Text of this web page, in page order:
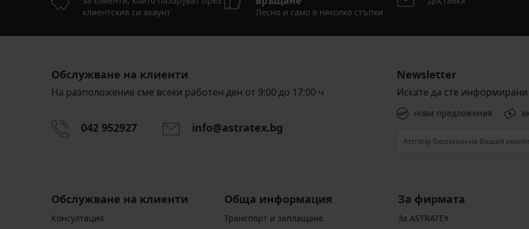
клиентския си акаунт
Лесно и само в няколко стъпки
Обслужване на клиенти
На разположение сме всеки работен ден от 9:00 до 17:00 ч
042 952927 info@astratex.bg
Newsletter
Искате да сте
нови предложения
Обслужване на клиенти
Консултация
Обща информация
Транспорт и заплащане
За фирмата
За ASTRATEX